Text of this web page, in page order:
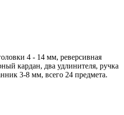
4 - 14 мм, реверсивная
кардан, два удлинителя, ручка
3-8 мм, всего 24 предмета.